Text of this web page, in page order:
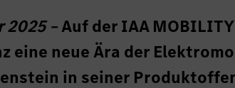
2025 –Auf der IAA
eine neue Ära der
in seiner